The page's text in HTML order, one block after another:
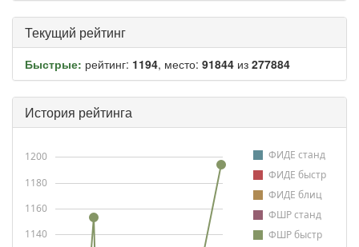
Текущий рейтинг
Быстрые: рейтинг: 1194, место: 91844 из 277884
История рейтинга
ФИДЕ станд
ФИДЕ быстр
ФИДЕ блиц
ФШР станд
ФШР быстр
1140
1160
1180
1200